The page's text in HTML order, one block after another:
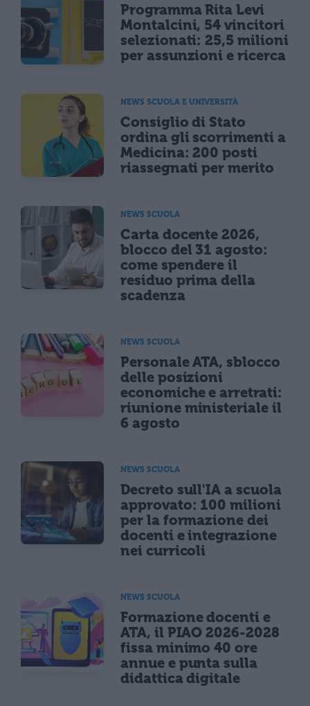
Programma Rita Levi
Montalcini, 54 vincitori
selezionati: 25,5 milioni
per assunzioni e ricerca
NEWS SCUOLA E UNIVERSITÀ
Consiglio di Stato
ordina gli scorrimenti a
Medicina: 200 posti
riassegnati per merito
NEWS SCUOLA
Carta docente 2026,
blocco del 31 agosto:
come spendere il
residuo prima della
scadenza
NEWS SCUOLA
Personale ATA, sblocco
delle posizioni
economiche e arretrati:
riunione ministeriale il
6 agosto
NEWS SCUOLA
Decreto sull'IA a scuola
approvato: 100 milioni
per la formazione dei
docenti e integrazione
nei curricoli
NEWS SCUOLA
Formazione docenti e
ATA, il PIAO 2026-2028
fissa minimo 40 ore
annue e punta sulla
didattica digitale